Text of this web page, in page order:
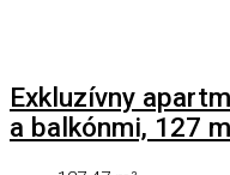
Exkluzívny
a balkónmi, 127